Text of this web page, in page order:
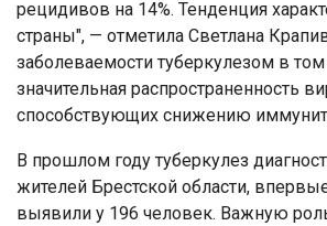
рецидивов на 14%. Тенденция
страны", — отметила Светлана
заболеваемости туберкулезом в
значительная распространенность
способствующих снижению
В прошлом году туберкулез
жителей Брестской области,
выявили у 196 человек. Важную